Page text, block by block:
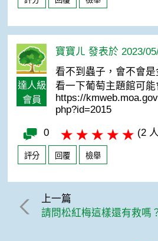
達人級
會員
寶寶ㄦ 發表於 2023/
看不到蟲子，會不會是
看一下葡萄主題館可
https://
php?id=2015
0 (2
評分 回覆 檢舉
上一篇
請問松紅梅這樣還有救嗎